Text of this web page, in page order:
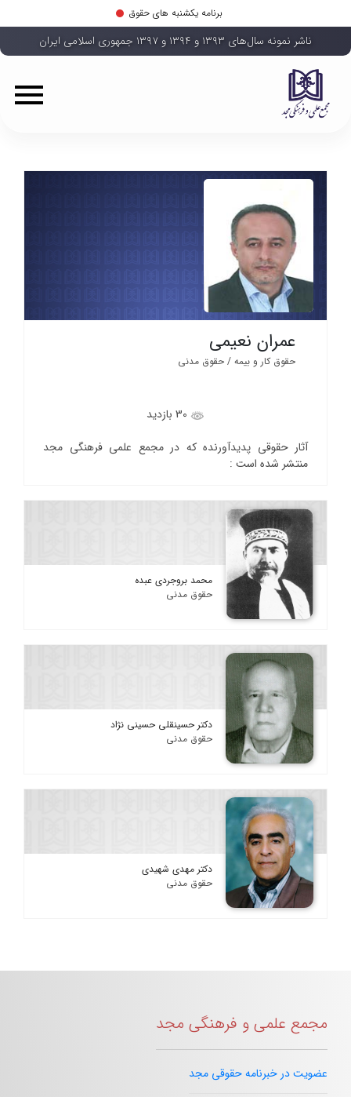
برنامه یکشنبه های حقوق
ناشر نمونه سال‌های ۱۳۹۳ و ۱۳۹۴ و ۱۳۹۷ جمهوری اسلامی ایران
عمران نعیمی
حقوق کار و بیمه / حقوق مدنی
آثار حقوقی پدیدآورنده که در مجمع علمی فرهنگی مجد
منتشر شده است :
محمد بروجردی عبده
حقوق مدنی
دکتر حسینقلی حسینی نژاد
حقوق مدنی
دکتر مهدی شهیدی
حقوق مدنی
مجمع علمی و فرهنگی مجد
عضویت در خبرنامه حقوقی مجد